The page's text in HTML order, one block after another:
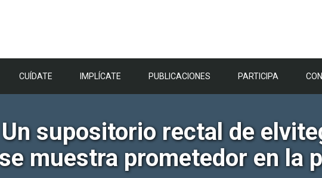
CUÍDATE IMPLÍCATE PUBLICACIONES PARTICIPA
supositorio rectal de
muestra prometedor en la